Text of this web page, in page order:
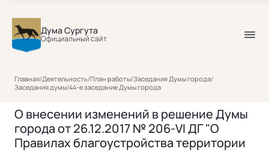
Дума Сургута
Официальный сайт
Главная/Деятельность/План работы/Заседания Думы города/
Заседания думы/44-е заседание Думы города
О внесении изменений в решение Думы
города от 26.12.2017 № 206-VI ДГ "О
Правилах благоустройства территории